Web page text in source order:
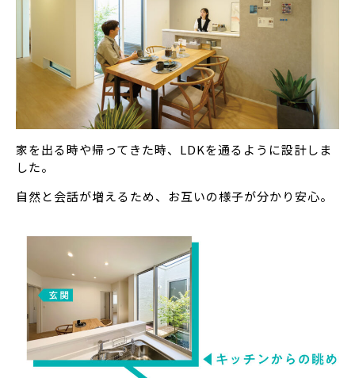
家を出る時や帰ってきた時、LDKを通るように設計しま
した。
自然と会話が増えるため、お互いの様子が分かり安心。